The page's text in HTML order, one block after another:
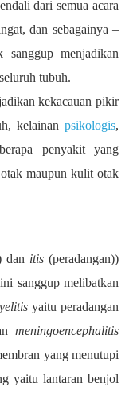
dari semua acara
dan sebagainya –
menjadikan
tubuh.
kekacauan pikir
kelainanpsikologis,
penyakit yang
maupun kulit otak
dan itis(peradangan))
sanggup melibatkan
yaitu peradangan
meningoencephalitis
yang menutupi
yaitu lantaran benjol